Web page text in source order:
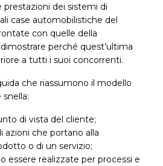
dei sistemi di
case automobilistiche del
con quelle della
perché quest’ultima
a tutti i suoi concorrenti.
che riassumono il modello
di vista del cliente;
azioni che portano alla
o di un servizio;
essere realizzate per processi e